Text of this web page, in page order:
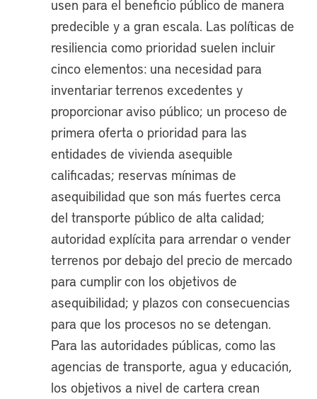
usen para el beneficio público de manera
predecible y a gran escala. Las políticas de
resiliencia como prioridad suelen incluir
cinco elementos: una necesidad para
inventariar terrenos excedentes y
proporcionar aviso público; un proceso de
primera oferta o prioridad para las
entidades de vivienda asequible
calificadas; reservas mínimas de
asequibilidad que son más fuertes cerca
del transporte público de alta calidad;
autoridad explícita para arrendar o vender
terrenos por debajo del precio de mercado
para cumplir con los objetivos de
asequibilidad; y plazos con consecuencias
para que los procesos no se detengan.
Para las autoridades públicas, como las
agencias de transporte, agua y educación,
los objetivos a nivel de cartera crean